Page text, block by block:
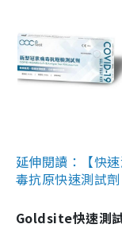
延伸閱讀：【快
毒抗原快速測試
Goldsite快速測